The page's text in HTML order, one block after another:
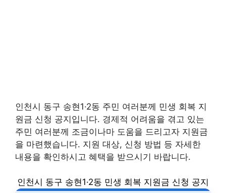
인천시 동구 송현1·2동 주민 여러분께 민생 회복 지
원금 신청 공지입니다. 경제적 어려움을 겪고 있는
주민 여러분께 조금이나마 도움을 드리고자 지원금
을 마련했습니다. 지원 대상, 신청 방법 등 자세한
내용을 확인하시고 혜택을 받으시기 바랍니다.
인천시 동구 송현1·2동 민생 회복 지원금 신청 공지